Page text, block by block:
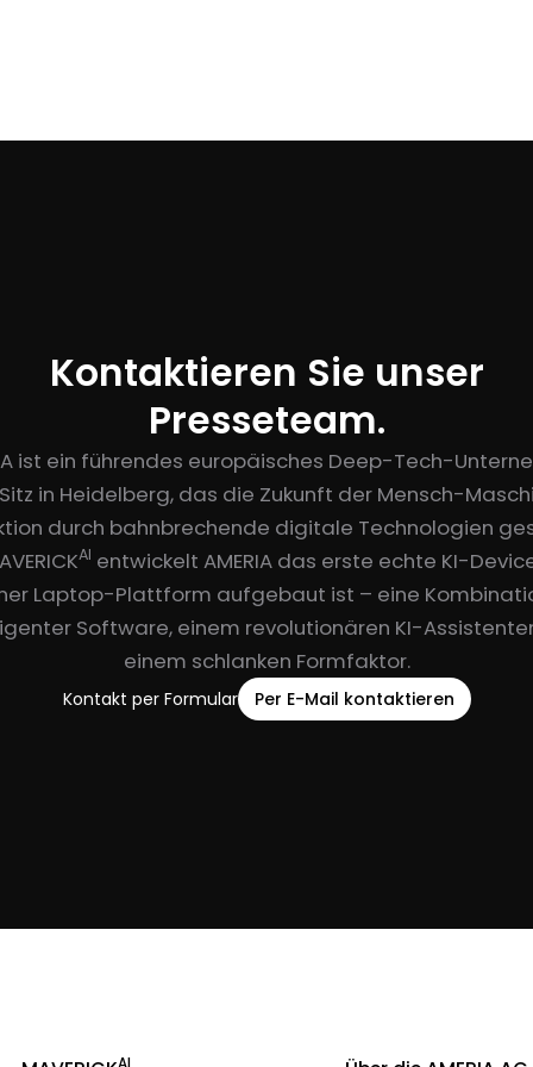
Kontaktieren Sie unser
Presseteam.
ist ein führendes europäisches Deep-Tech-
in Heidelberg, das die Zukunft der Mensch-
durch bahnbrechende digitale Technologien
AI entwickelt AMERIA das erste echte KI-
Laptop-Plattform aufgebaut ist – eine
Software, einem revolutionären KI-
einem schlanken Formfaktor.
Kontakt per Formular Per E-Mail kontaktieren
AI